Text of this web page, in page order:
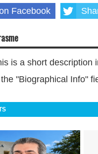
Facebook
is a short description
"Biographical Info"